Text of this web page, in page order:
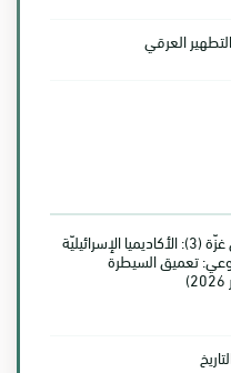
العرقي
الأكاديميا في زمن الحرب على غزّة (3): الأكاديميا الإسرائيليّة
تعميق السيطرة